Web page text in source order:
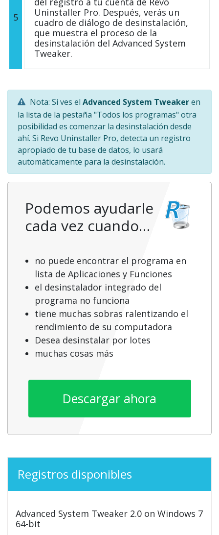
5
Uninstaller Pro. Después, verás un
cuadro de diálogo de desinstalación,
que muestra el proceso de la
desinstalación del Advanced System
Tweaker.
Nota: Si ves el Advanced System Tweakeren
la lista de la pestaña "Todos los programas" otra
posibilidad es comenzar la desinstalación desde
ahí. Si Revo Uninstaller Pro, detecta un registro
apropiado de tu base de datos, lo usará
automáticamente para la desinstalación.
Podemos ayudarle
cada vez cuando…
no puede encontrar el programa en
lista de Aplicaciones y Funciones
el desinstalador integrado del
programa no funciona
tiene muchas sobras ralentizando el
rendimiento de su computadora
Desea desinstalar por lotes
muchas cosas más
Descargar ahora
Registros disponibles
Advanced System Tweaker 2.0 on Windows 7
64-bit